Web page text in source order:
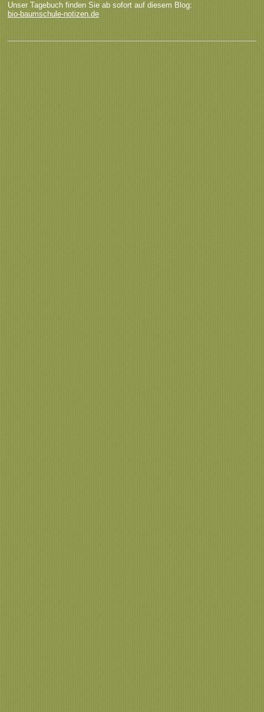
Unser Tagebuch finden Sie ab sofort auf diesem Blog:
bio-baumschule-notizen.de